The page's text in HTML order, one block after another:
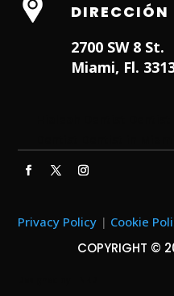
DIRECCIÓN
2700 SW 8 St.
Miami, Fl.
Privacy Policy | Cookie
COPYRIGHT ©